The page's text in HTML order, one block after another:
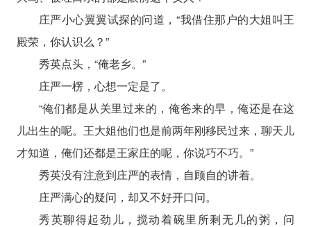
庄严小心翼翼试探的问道，“我借住那户的大姐叫王
殿荣，你认识么？”
秀英点头，“俺老乡。”
庄严一楞，心想一定是了。
“俺们都是从关里过来的，俺爸来的早，俺还是在这
儿出生的呢。王大姐他们也是前两年刚移民过来，聊天儿
才知道，俺们还都是王家庄的呢，你说巧不巧。”
秀英没有注意到庄严的表情，自顾自的讲着。
庄严满心的疑问，却又不好开口问。
秀英聊得起劲儿，搅动着碗里所剩无几的粥，问